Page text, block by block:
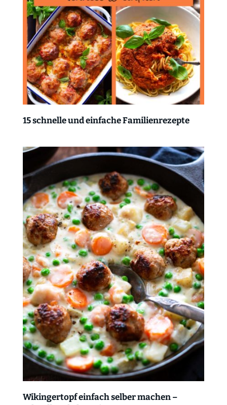
15 schnelle und einfache Familienrezepte
Wikingertopf einfach selber machen –